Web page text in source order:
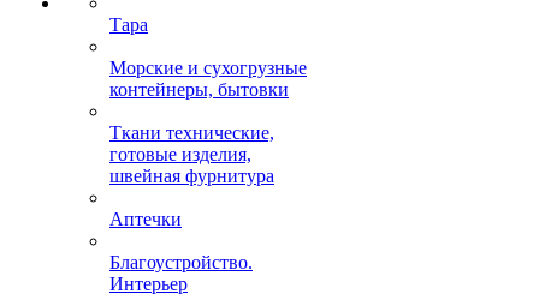
Тара
Морские и сухогрузные
контейнеры, бытовки
Ткани технические,
готовые изделия,
швейная фурнитура
Аптечки
Благоустройство.
Интерьер